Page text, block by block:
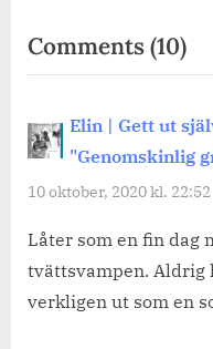
Comments(10)on
i
&
Elin | Gett ut
"Genomskinlig
10 oktober, 2020 kl. 22:52
Låter som en fin dag
tvättsvampen. Aldrig
verkligen ut som en